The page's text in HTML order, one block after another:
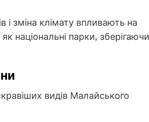
і зміна клімату впливають на
національні парки,
видів Малайського